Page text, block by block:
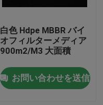
白色 Hdpe MBBR バイ
オフィルターメディア
900m2/M3 大面積
お問い合わせを送信